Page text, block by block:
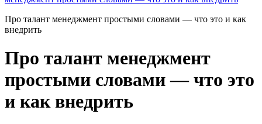
Про талант менеджмент простыми словами — что это и как
внедрить
Про талант менеджмент
простыми словами — что это
и как внедрить